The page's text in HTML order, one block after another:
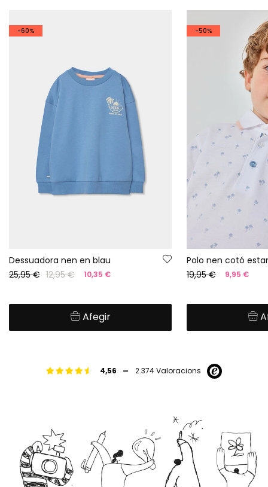
-60%
Dessuadora nen en blau
25,95 € 12,95 € 10,35 €
Afegir
-50%
Polo nen cotó
19,95 €
9,95 €
4,56 - 2.374 Valoracions